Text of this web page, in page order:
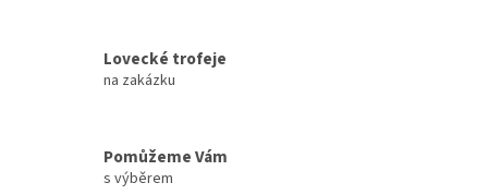
Lovecké trofeje
na zakázku
Pomůžeme Vám
s výběrem